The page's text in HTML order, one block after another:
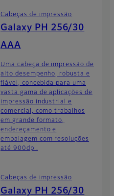
Cabeças de impressão
Galaxy PH 256/30
AAA
Uma cabeça de impressão de
alto desempenho, robusta e
fiável, concebida para uma
vasta gama de aplicações de
impressão industrial e
comercial, como trabalhos
em grande formato,
endereçamento e
embalagem com resoluções
até 900dpi.
Cabeças de impressão
Galaxy PH 256/30